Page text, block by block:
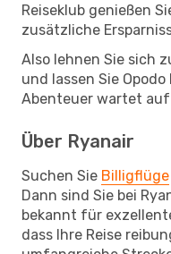
Reiseklub genießen
zusätzliche
Also lehnen Sie sich
und lassen Sie
Abenteuer wartet auf
Über Ryanair
Suchen Sie Billigflüge
Dann sind Sie bei
bekannt für
dass Ihre Reise